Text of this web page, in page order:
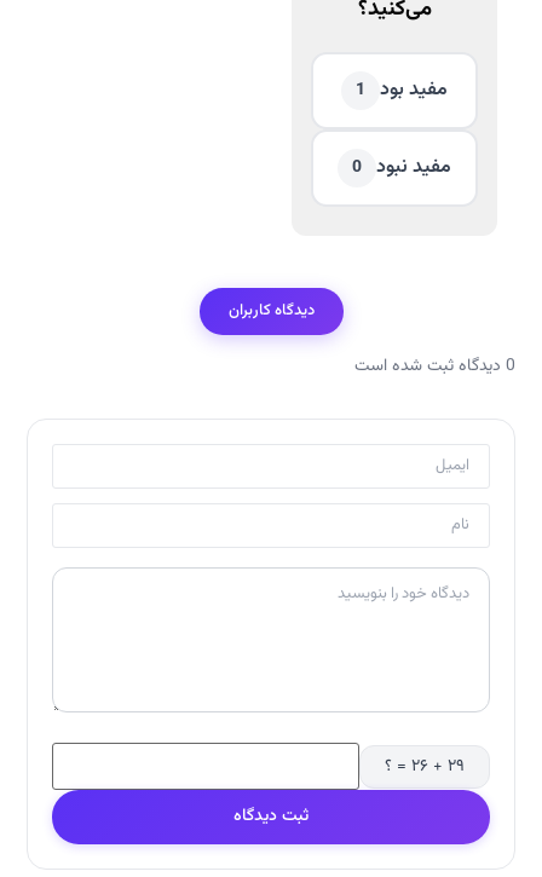
می‌کنید؟
مفید بود 1
مفید نبود 0
دیدگاه کاربران
0 دیدگاه ثبت شده است
ثبت دیدگاه
۲۹ + ۲۶ = ؟